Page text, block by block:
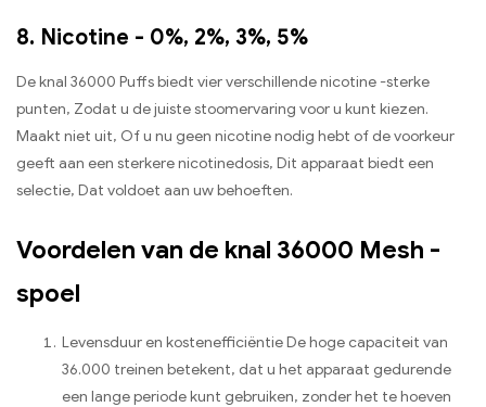
8. Nicotine - 0%, 2%, 3%, 5%
De knal 36000 Puffs biedt vier verschillende nicotine -sterke
punten, Zodat u de juiste stoomervaring voor u kunt kiezen.
Maakt niet uit, Of u nu geen nicotine nodig hebt of de voorkeur
geeft aan een sterkere nicotinedosis, Dit apparaat biedt een
selectie, Dat voldoet aan uw behoeften.
Voordelen van de knal 36000 Mesh -
spoel
Levensduur en kostenefficiëntie De hoge capaciteit van
36.000 treinen betekent, dat u het apparaat gedurende
een lange periode kunt gebruiken, zonder het te hoeven